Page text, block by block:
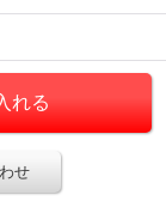
せ